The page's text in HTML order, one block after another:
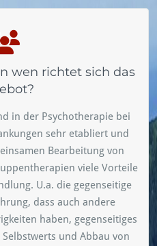
wen richtet sich das
in der Psychotherapie bei
sehr etabliert und
Bearbeitung von
viele Vorteile
U.a. die gegenseitige
dass auch andere
haben, gegenseitiges
und Abbau von